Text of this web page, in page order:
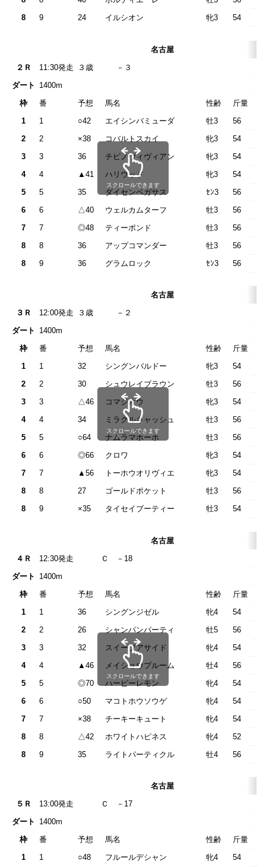
8
9 24 イルシオン 牝3 54
名古屋
２Ｒ
11:30発走
３歳 －
ダート
1400m
枠
番 予想 馬名 性齢 斤量
1
1 ○42 エイシンバミューダ 牡3 56
2
2 ×38 コバルトスカイ 牝3 54
3
3 36 チビノヴィヴィアン 牝3 54
4
4 ▲41 ハリウッド 牝3 54
5
5 35 ダイセンペガサス ｾﾝ3 56
6
6 △40 ウェルカムターフ 牡3 56
7
7 ◎48 ティーポンド 牡3 56
8
8 36 アップコマンダー 牡3 56
8
9 36 グラムロック ｾﾝ3 56
スクロールできます
名古屋
３Ｒ
12:00発走
３歳 －
ダート
1400m
枠
番 予想 馬名 性齢 斤量
1
1 32 シングンバルドー 牝3 54
2
2 30 シュウレイブラウン 牡3 56
3
3 △46 コマジオウ 牝3 54
4
4 34 ミラクルキャッシュ 牡3 56
5
5 ○64 ナムラマホーホ 牡3 56
6
6 ◎66 クロワ 牝3 54
7
7 ▲56 トーホウオリヴィエ 牝3 54
8
8 27 ゴールドポケット 牡3 56
8
9 ×35 タイセイブーティー 牡3 54
スクロールできます
名古屋
４Ｒ
12:30発走
Ｃ －
ダート
1400m
枠
番 予想 馬名 性齢 斤量
1
1 36 シングンジゼル 牝4 54
2
2 26 シャンパンパーティ 牡5 56
3
3 32 スイープアサイド 牝4 54
4
4 ▲46 メイショウプルーム 牡4 56
5
5 ◎70 ハーピーレモン 牝4 54
6
6 ○50 マコトホウソウゲ 牝4 54
7
7 ×38 チーキーキュート 牝4 54
8
8 △42 ホワイトハピネス 牝4 52
8
9 35 ライトパーティクル 牡4 56
スクロールできます
名古屋
５Ｒ
13:00発走
Ｃ －
ダート
1400m
枠
番 予想 馬名 性齢 斤量
1
1 ○48 フルールデシャン 牝4 54